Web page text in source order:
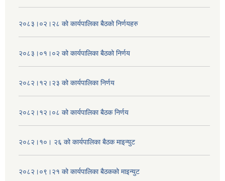
२०८३।०२।२८ को कार्यपालिका बैठको निर्णयहरु
२०८३।०१।०२ को कार्यपालिका बैठको निर्णय
२०८२।१२।२३ को कार्यपालिका निर्णय
२०८२।१२।०८ को कार्यपालिका बैठक निर्णय
२०८२।१०। २६ को कार्यपालिका बैठक माइन्युट
२०८२।०९।२१ को कार्यपालिका बैठकको माइन्युट